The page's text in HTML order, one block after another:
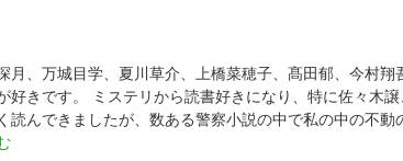
月、万城目学、夏川草介、上橋菜穂子、髙田郁、今村翔
好きです。
ミステリから読書好きになり、特に佐々木
読んできましたが、数ある警察小説の中で私の中の不動